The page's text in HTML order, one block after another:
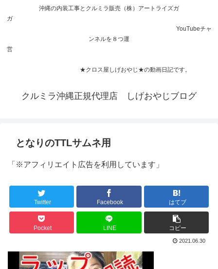
沖縄の内装工事とクルミラ販売（株）アートライズガ
ガ
YouTubeチャ
ンネルを８つ運
営
★クロス屋しげおやじ★の動画日記です。
クルミラ沖縄正規代理店 しげおやじブログ
となりのTTLサムネ用
「※アフィリエイト広告を利用しています」
Twitter Facebook はてブ
Pocket LINE コピー
2021.06.30